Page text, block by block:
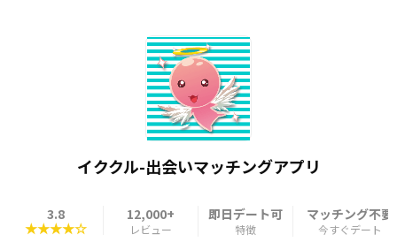
イククル-出会いマッチングアプリ
3.8
★★★★☆
12,000+
レビュー
即日デート可
特徴
マッチング不要
今すぐデート